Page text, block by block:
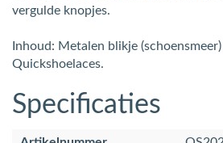
vergulde knopjes.
Inhoud: Metalen blikje
Quickshoelaces.
Specificaties